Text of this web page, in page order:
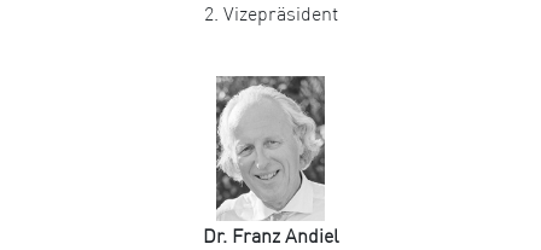
2. Vizepräsident
Dr. Franz Andiel